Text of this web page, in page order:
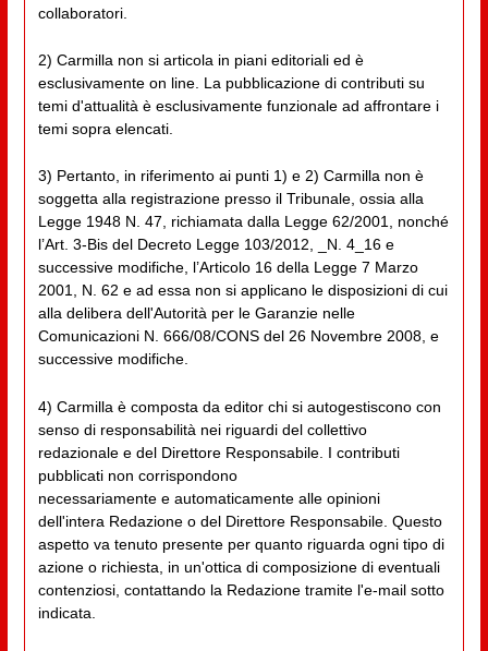
collaboratori.
2) Carmilla non si articola in piani editoriali ed è
esclusivamente on line. La pubblicazione di contributi su
temi d'attualità è esclusivamente funzionale ad affrontare i
temi sopra elencati.
3) Pertanto, in riferimento ai punti 1) e 2) Carmilla non è
soggetta alla registrazione presso il Tribunale, ossia alla
Legge 1948 N. 47, richiamata dalla Legge 62/2001, nonché
l’Art. 3-Bis del Decreto Legge 103/2012, _N. 4_16 e
successive modifiche, l’Articolo 16 della Legge 7 Marzo
2001, N. 62 e ad essa non si applicano le disposizioni di cui
alla delibera dell'Autorità per le Garanzie nelle
Comunicazioni N. 666/08/CONS del 26 Novembre 2008, e
successive modifiche.
4) Carmilla è composta da editor chi si autogestiscono con
senso di responsabilità nei riguardi del collettivo
redazionale e del Direttore Responsabile. I contributi
pubblicati non corrispondono
necessariamente e automaticamente alle opinioni
dell'intera Redazione o del Direttore Responsabile. Questo
aspetto va tenuto presente per quanto riguarda ogni tipo di
azione o richiesta, in un'ottica di composizione di eventuali
contenziosi, contattando la Redazione tramite l'e-mail sotto
indicata.